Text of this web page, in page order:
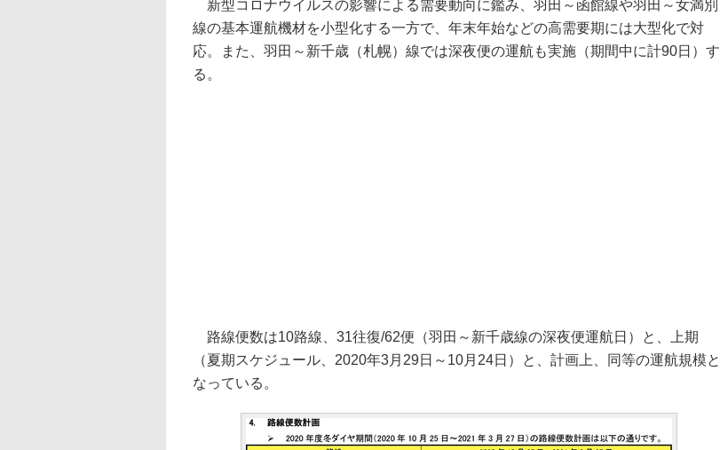
新型コロナウイルスの影響による需要動向に鑑み、羽田～函館線や羽田～女満別
線の基本運航機材を小型化する一方で、年末年始などの高需要期には大型化で対
応。また、羽田～新千歳（札幌）線では深夜便の運航も実施（期間中に計90日）す
る。
路線便数は10路線、31往復/62便（羽田～新千歳線の深夜便運航日）と、上期
（夏期スケジュール、2020年3月29日～10月24日）と、計画上、同等の運航規模と
なっている。